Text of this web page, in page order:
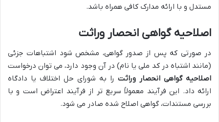
مستدل و با ارائه مدارک کافی همراه باشد.
اصلاحیه گواهی انحصار وراثت
در صورتی که پس از صدور گواهی، مشخص شود اشتباهات جزئی
(مانند اشتباه در کد ملی یا نام) در آن وجود دارد، می توان درخواست
اصلاحیه گواهی انحصار وراثت را به شورای حل اختلاف یا دادگاه
ارائه داد. این فرآیند معمولاً سریع تر از فرآیند اعتراض است و با
بررسی مستندات، گواهی اصلاح شده صادر می شود.